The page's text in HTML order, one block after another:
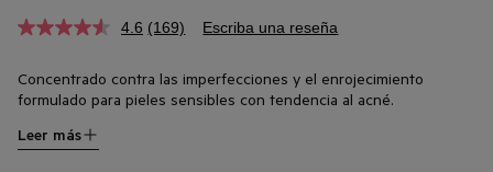
4.6 (169) Escriba una reseña
Concentrado contra las imperfecciones y el enrojecimiento
formulado para pieles sensibles con tendencia al acné.
SEBIACLEAR Flash calma instantáneamente la piel mientras
Leer más